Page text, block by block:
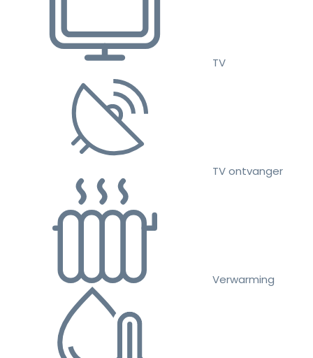
TV
TV ontvanger
Verwarming